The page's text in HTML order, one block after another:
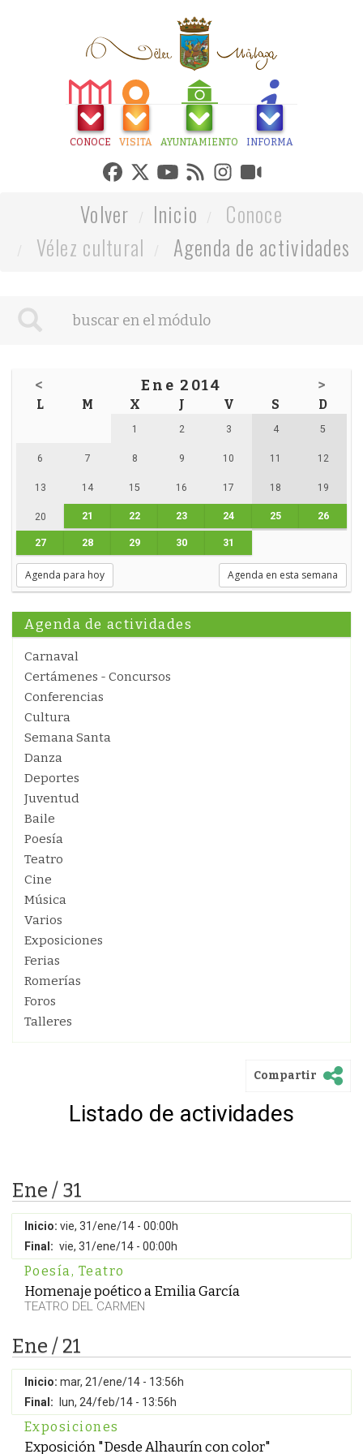
CONOCE VISITA AYUNTAMIENTO INFORMA
Volver Inicio
Conoce
Vélez cultural
Agenda de actividades
< Ene 2014 >
L M X J V S D
1 2 3 4 5
6 7 8 9 10 11 12
13 14 15 16 17 18 19
20 21 22 23 24 25 26
27 28 29 30 31
Agenda para hoy Agenda en esta semana
Agenda de actividades
Carnaval
Certámenes - Concursos
Conferencias
Cultura
Semana Santa
Danza
Deportes
Juventud
Baile
Poesía
Teatro
Cine
Música
Varios
Exposiciones
Ferias
Romerías
Foros
Talleres
Compartir
Listado de actividades
Ene / 31
Inicio: vie, 31/ene/14 - 00:00h
Final: vie, 31/ene/14 - 00:00h
Poesía, Teatro
Homenaje poético a Emilia García
TEATRO DEL CARMEN
Ene / 21
Inicio: mar, 21/ene/14 - 13:56h
Final:
lun, 24/feb/14 - 13:56h
Exposiciones
Exposición "Desde Alhaurín con color"